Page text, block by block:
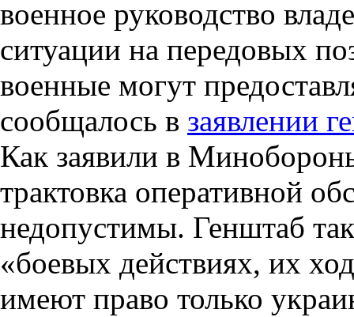
военное руководство
ситуации на передовых
военные могут
сообщалось в заявлении
Как заявили в
трактовка оперативной
недопустимы. Генштаб
«боевых действиях, их
имеют право только